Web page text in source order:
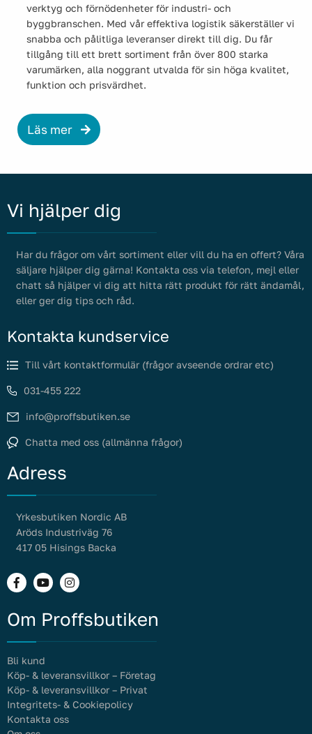
verktyg och förnödenheter för industri- och
byggbranschen. Med vår effektiva logistik säkerställer vi
snabba och pålitliga leveranser direkt till dig. Du får
tillgång till ett brett sortiment från över 800 starka
varumärken, alla noggrant utvalda för sin höga kvalitet,
funktion och prisvärdhet.
Läs mer
Vi hjälper dig
Har du frågor om vårt sortiment eller vill du ha en offert? Våra
säljare hjälper dig gärna! Kontakta oss via telefon, mejl eller
chatt så hjälper vi dig att hitta rätt produkt för rätt ändamål,
eller ger dig tips och råd.
Kontakta kundservice
Till vårt kontaktformulär (frågor avseende ordrar etc)
031-455 222
info@proffsbutiken.se
Chatta med oss (allmänna frågor)
Adress
Yrkesbutiken Nordic AB
Aröds Industriväg 76
417 05 Hisings Backa
Om Proffsbutiken
Bli kund
Köp- & leveransvillkor – Företag
Köp- & leveransvillkor – Privat
Integritets- & Cookiepolicy
Kontakta oss